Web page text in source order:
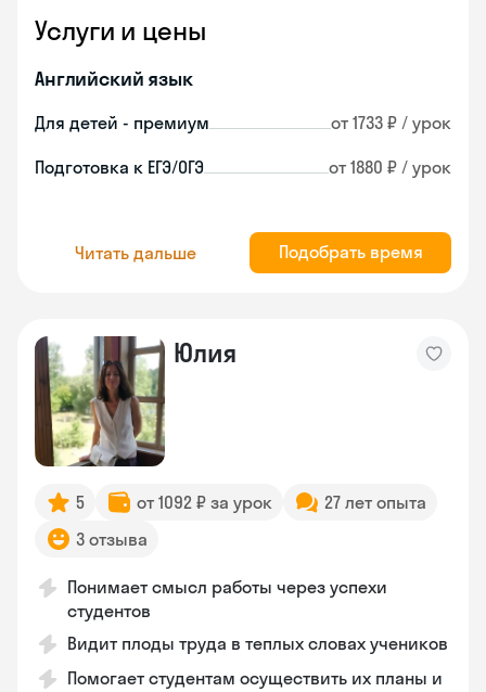
Услуги и цены
Английский язык
Для детей - премиум от 1733 ₽ / урок
Подготовка к ЕГЭ/ОГЭ от 1880 ₽ / урок
Читать дальше Подобрать время
Юлия
5 от 1092 ₽ за урок
27 лет опыта
3 отзыва
Понимает смысл работы через успехи
студентов
Видит плоды труда в теплых словах учеников
Помогает студентам осуществить их планы и